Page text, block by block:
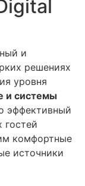
и
решениях
уровня
и системы
эффективный
гостей
комфортные
источники